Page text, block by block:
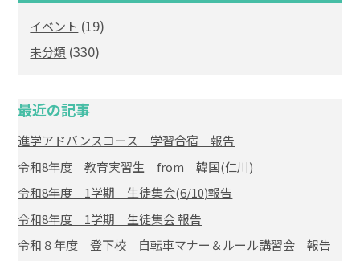
イベント (19)
未分類 (330)
最近の記事
進学アドバンスコース 学習合宿 報告
令和8年度 教育実習生 from 韓国(仁川)
令和8年度 1学期 生徒集会(6/10)報告
令和8年度 1学期 生徒集会 報告
令和８年度 登下校 自転車マナー＆ルール講習会 報告